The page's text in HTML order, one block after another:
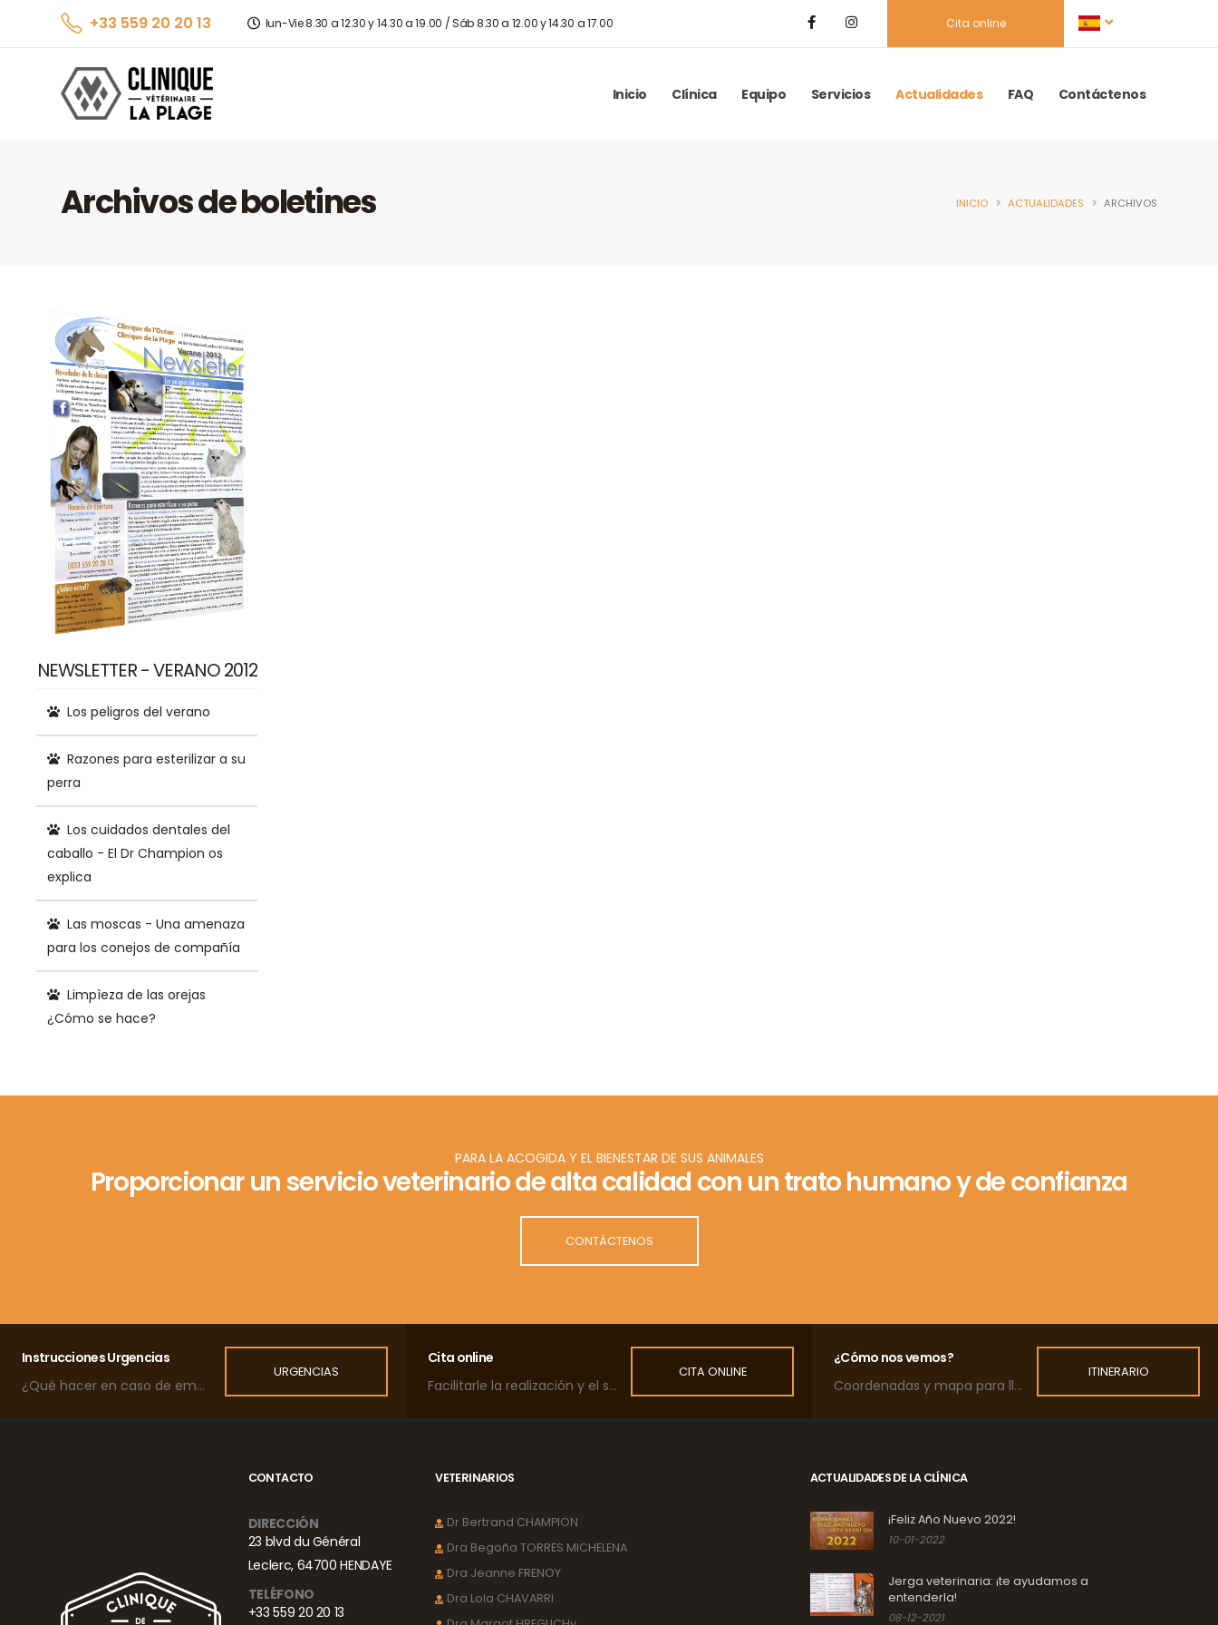
+33 559 20 20 13 lun-Vie 8.30 a 12.30 y 14.30 a 19.00 / Sáb 8.30 a 12.00 y 14.30 a 17.00 Cita online
Inicio Clínica Equipo Servicios Actualidades FAQ Contáctenos
Archivos de boletines INICIO ACTUALIDADES ARCHIVOS
NEWSLETTER - VERANO 2012
Los peligros del verano
Razones para esterilizar a su
perra
Los cuidados dentales del
caballo - El Dr Champion os
explica
Las moscas - Una amenaza
para los conejos de compañía
Limpìeza de las orejas
¿Cómo se hace?
PARA LA ACOGIDA Y EL BIENESTAR DE SUS ANIMALES
Proporcionar un servicio veterinario de alta calidad con un trato humano y de confianza
CONTÁCTENOS
Instrucciones Urgencias
¿Qué hacer en caso de emergencia?
URGENCIAS
Cita online
Facilitarle la realización y el seguimiento de las citas de su mascota.
CITA ONLINE
¿Cómo nos vemos?
Coordenadas y mapa para llegar a la clínica.
ITINERARIO
CONTACTO
DIRECCIÓN
23 blvd du Général
Leclerc, 64700 HENDAYE
TELÉFONO
+33 559 20 20 13
VETERINARIOS
Dr Bertrand CHAMPION
Dra Begoña TORRES MICHELENA
Dra Jeanne FRENOY
Dra Lola CHAVARRI
ACTUALIDADES DE LA CLÍNICA
¡Feliz Año Nuevo 2022!
10-01-2022
Jerga veterinaria: ¡te ayudamos a
entenderla!
08-12-2021